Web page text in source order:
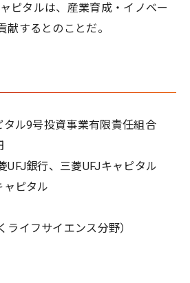
ピタルは、産業育成・イノベー
献するとのことだ。
タル9号投資事業有限責任組合
UFJ銀行、三菱UFJキャピタル
ャピタル
イフサイエンス分野）